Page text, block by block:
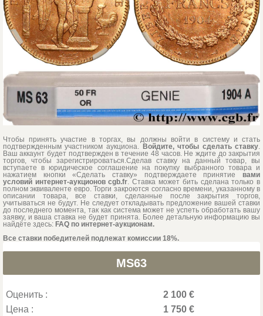
Чтобы принять участие в торгах, вы должны войти в систему и стать
подтвержденным участником аукциона. Войдите, чтобы сделать ставку
Ваш аккаунт будет подтвержден в течение 48 часов. Не ждите до закрытия
торгов, чтобы зарегистрироваться.Сделав ставку на данный товар, вы
вступаете в юридическое соглашение на покупку выбранного товара и
нажатием кнопки «Сделать ставку» подтверждаете принятие вами
условий интернет-аукционов cgb.fr . Ставка может бить сделана только в
полном эквиваленте евро. Торги закроются согласно времени, указанному в
описании товара, все ставки, сделанные после закрытия торгов,
учитываться не будут. Не следует откладывать предложение вашей ставки
до последнего момента, так как система может не успеть обработать вашу
заявку, и ваша ставка не будет принята. Более детальную информацию вы
найдёте здесь: FAQ по интернет-аукционам.
Все ставки победителей подлежат комиссии 18%.
MS63
Оценить :
2 100 €
Цена :
1 750 €